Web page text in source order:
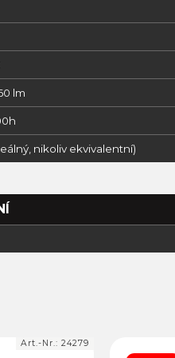
lm
nikoliv ekvivalentní)
Art.-Nr.: 24279